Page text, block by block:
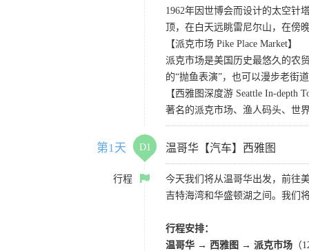
1962年因世博会而设计的太空针
顶，在白天远眺雷尼尔山，在傍
【派克市场 Pike Place Market】
派克市场是美国历史最悠久的农
的“抛鱼表演”，也可以漫步老街
【西雅图深度游 Seattle In-depth
著名的派克市场、渔人码头、世
第1天 D1 温哥华【汽车】西雅图
行程
今天我们将从温哥华出发，前往
吉特海湾和华盛顿湖之间。我们
行程安排：
温哥华 → 西雅图 → 派克市场 （